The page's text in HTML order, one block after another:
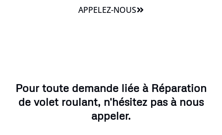
APPELEZ-NOUS
Pour toute demande liée à Réparation
de volet roulant, n'hésitez pas à nous
appeler.